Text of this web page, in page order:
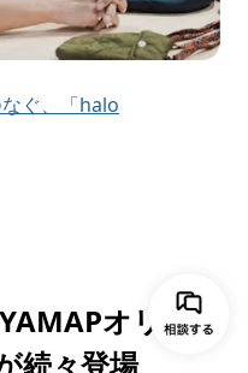
ぐ、「halo
オリジナ
続々登場